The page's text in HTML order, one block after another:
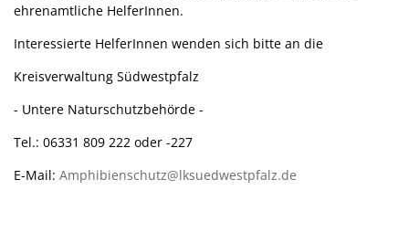
ehrenamtliche HelferInnen.
Interessierte HelferInnen wenden sich bitte an die
Kreisverwaltung Südwestpfalz
- Untere Naturschutzbehörde -
Tel.: 06331 809 222 oder -227
E-Mail: Amphibienschutz@lksuedwestpfalz.de